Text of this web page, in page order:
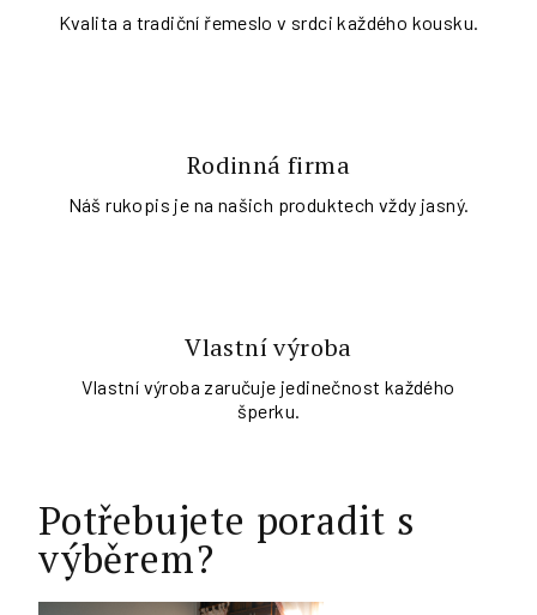
Kvalita a tradiční řemeslo v srdci každého kousku.
Rodinná firma
Náš rukopis je na našich produktech vždy jasný.
Vlastní výroba
Vlastní výroba zaručuje jedinečnost každého
šperku.
Potřebujete poradit s
výběrem?